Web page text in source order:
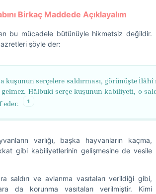
Birkaç Maddede Açıklayalım
bu mücadele bütünüyle hikmetsiz değildir.
şöyle der:
kuşunun serçelere saldırması, görünüşte
Hâlbuki serçe kuşunun kabiliyeti, o
eder.
1
varlığı, başka hayvanların kaçma,
gibi kabiliyetlerinin gelişmesine de vesile
saldırı ve avlanma vasıtaları verildiği gibi,
da korunma vasıtaları verilmiştir. Kimi